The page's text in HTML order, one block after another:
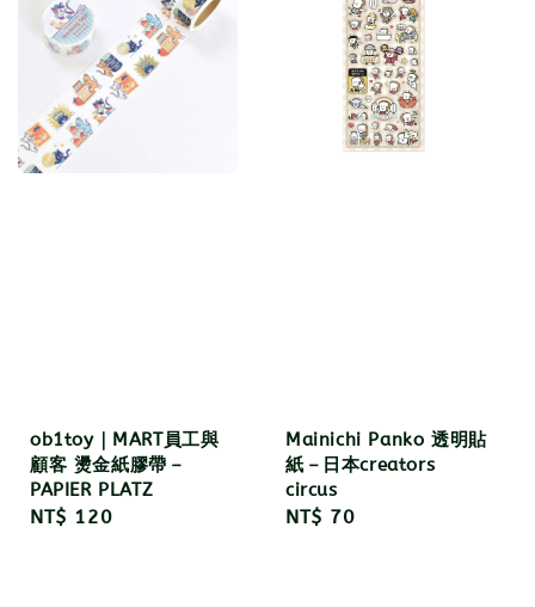
ob1toy｜MART員工與
顧客 燙金紙膠帶－
PAPIER PLATZ
Regular
NT$ 120
Mainichi Panko 透明貼
紙－日本creators
circus
Regular
NT$ 70